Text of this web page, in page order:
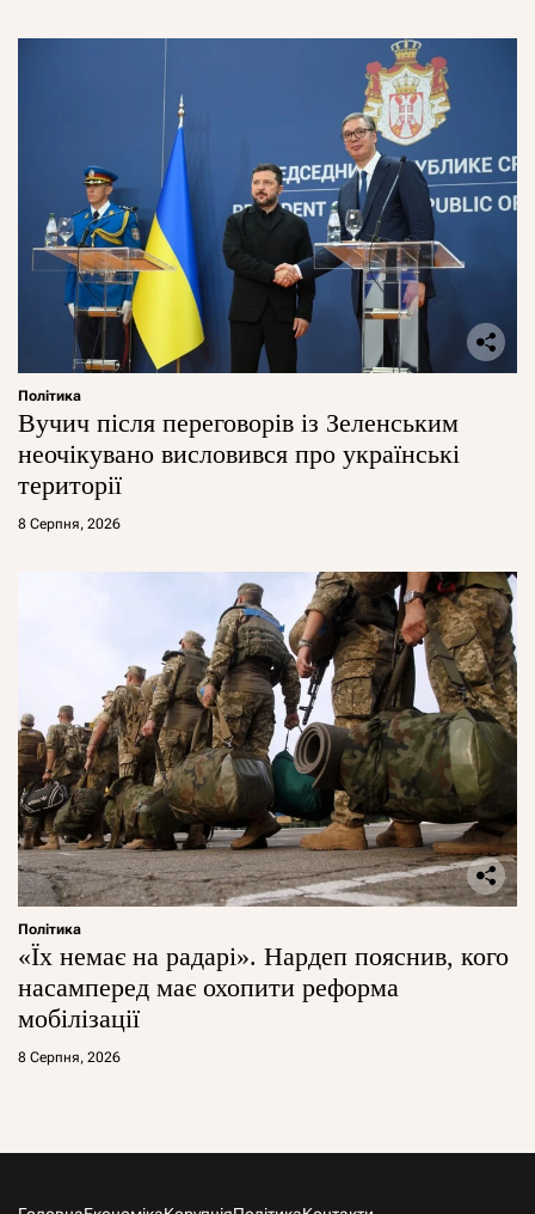
Політика
Вучич після переговорів із Зеленським
неочікувано висловився про українські
території
8 Серпня, 2026
Політика
«Їх немає на радарі». Нардеп пояснив, кого
насамперед має охопити реформа
мобілізації
8 Серпня, 2026